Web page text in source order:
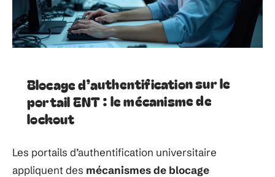
Blocage d’authentification sur le
portail ENT : le mécanisme de
lockout
Les portails d’authentification universitaire
appliquent des mécanismes de blocage